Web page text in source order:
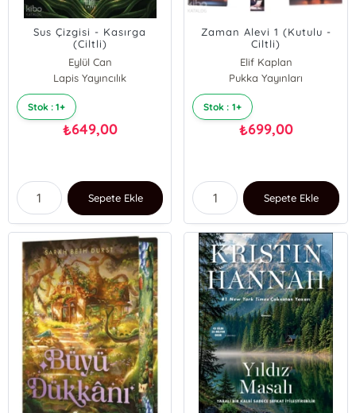
Sus Çizgisi - Kasırga
(Ciltli)
Eylül Can
Lapis Yayıncılık
Stok : 1+
₺649,00
Sepete Ekle
Zaman Alevi 1 (Kutulu -
Ciltli)
Elif Kaplan
Pukka Yayınları
Stok : 1+
₺699,00
Sepete Ekle